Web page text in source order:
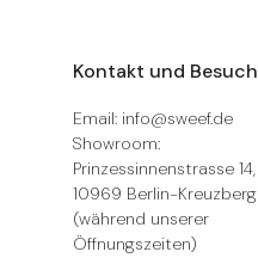
Kontakt und Besuch
Email: info@sweef.de
Showroom:
Prinzessinnenstrasse 14,
10969 Berlin-Kreuzberg
(während unserer
Öffnungszeiten)